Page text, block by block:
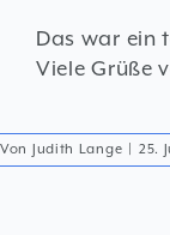
Das war ein
Viele Grüße
Von Judith Lange 25.